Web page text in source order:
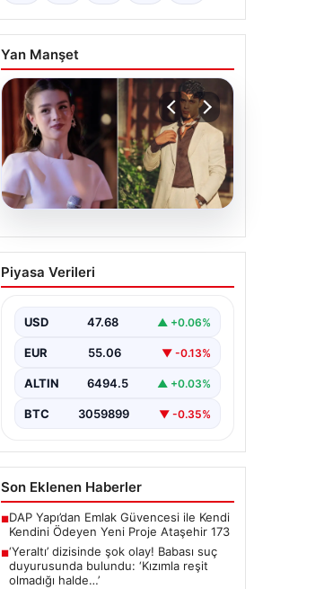
Yan Manşet
05.08.2026
‘Yeraltı’ dizisinde şok
olay! Babası suç
‘Kızımla reşit olmadığı
halde…’
Piyasa Verileri
USD 47.68 ▲ +0.06%
EUR 55.06 ▼ -0.13%
ALTIN 6494.5 ▲ +0.03%
BTC 3059899 ▼ -0.35%
Son Eklenen Haberler
■DAP Yapı’dan Emlak Güvencesi ile Kendi
Kendini Ödeyen Yeni Proje Ataşehir 173
■‘Yeraltı’ dizisinde şok olay! Babası suç
duyurusunda bulundu: ‘Kızımla reşit
olmadığı halde…’